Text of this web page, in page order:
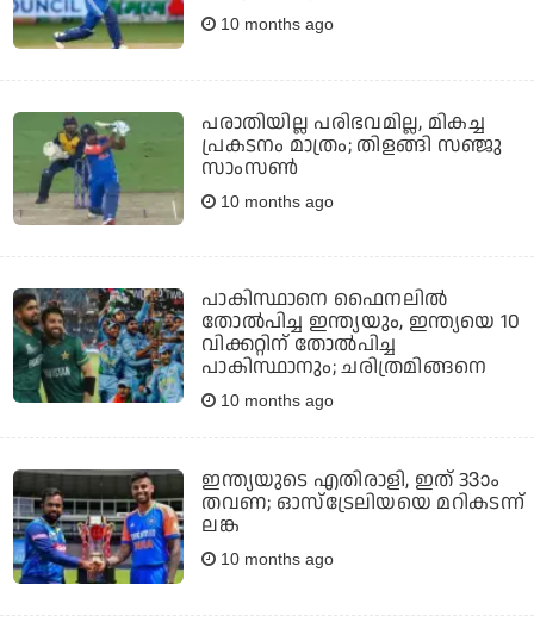
10 months ago
പരാതിയില്ല പരിഭവമില്ല, മികച്ച
പ്രകടനം മാത്രം; തിളങ്ങി സഞ്ജു
സാംസണ്‍
10 months ago
പാകിസ്ഥാനെ ഫൈനലില്‍
തോല്‍പിച്ച ഇന്ത്യയും, ഇന്ത്യയെ 10
വിക്കറ്റിന് തോല്‍പിച്ച
പാകിസ്ഥാനും; ചരിത്രമിങ്ങനെ
10 months ago
ഇന്ത്യയുടെ എതിരാളി, ഇത് 33ാം
തവണ; ഓസ്‌ട്രേലിയയെ മറികടന്ന്
ലങ്ക
10 months ago